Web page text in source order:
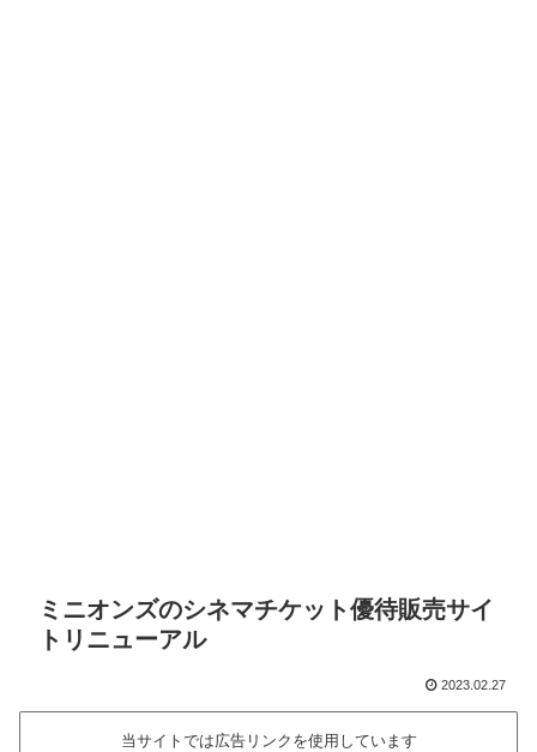
ミニオンズのシネマチケット優待販売サイ
トリニューアル
2023.02.27
当サイトでは広告リンクを使用しています